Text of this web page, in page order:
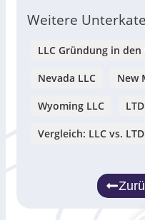
Weitere
LLC Gründung in den
Nevada LLC New
Wyoming LLC
Vergleich: LLC vs.